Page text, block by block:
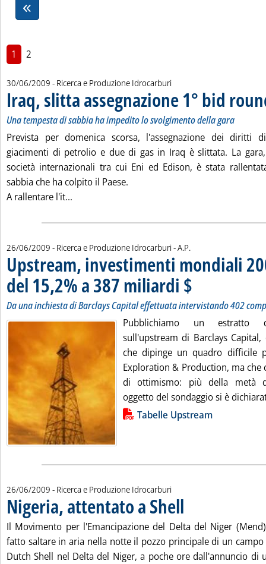
1 2
30/06/2009 - Ricerca e Produzione Idrocarburi
Iraq, slitta assegnazione 1° bid
Una tempesta di sabbia ha impedito lo svolgimento della gara
Prevista per domenica scorsa, l'assegnazione dei diritti
giacimenti di petrolio e due di gas in Iraq è slittata. La
società internazionali tra cui Eni ed Edison, è stata
sabbia che ha colpito il Paese.
A rallentare l'it...
26/06/2009 - Ricerca e Produzione Idrocarburi -di:
A.P.
Upstream, investimenti mondiali
del 15,2% a 387 miliardi $
Da una inchiesta di Barclays Capital effettuata intervistando 402
Pubblichiamo un estratto
sull'upstream di Barclays
che dipinge un quadro difficile
Exploration & Production, ma che
di ottimismo: più della metà
oggetto del sondaggio si è
Lista allegati PDF alla notiziaTabelle Upstream
26/06/2009 - Ricerca e Produzione Idrocarburi
Nigeria, attentato a Shell
Il Movimento per l'Emancipazione del Delta del Niger
fatto saltare in aria nella notte il pozzo principale di un
Dutch Shell nel Delta del Niger, a poche ore dall'annuncio di